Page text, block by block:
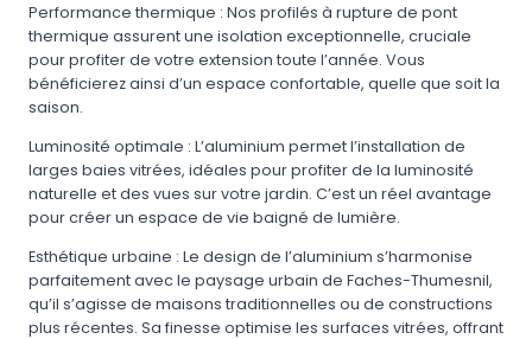
Performance thermique : Nos profilés à rupture de pont
thermique assurent une isolation exceptionnelle, cruciale
pour profiter de votre extension toute l’année. Vous
bénéficierez ainsi d’un espace confortable, quelle que soit la
saison.
Luminosité optimale : L’aluminium permet l’installation de
larges baies vitrées, idéales pour profiter de la luminosité
naturelle et des vues sur votre jardin. C’est un réel avantage
pour créer un espace de vie baigné de lumière.
Esthétique urbaine : Le design de l’aluminium s’harmonise
parfaitement avec le paysage urbain de Faches-Thumesnil,
qu’il s’agisse de maisons traditionnelles ou de constructions
plus récentes. Sa finesse optimise les surfaces vitrées, offrant